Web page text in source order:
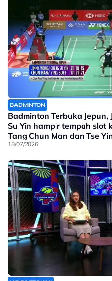
BADMINTON
Badminton Terbuka Jepun,
Su Yin hampir tempah slot
Tang Chun Man dan Tse
18/07/2026